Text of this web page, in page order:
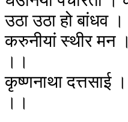
उठा उठा हो
करुनीयां स्थीर मन
।।
कृष्णनाथा
।।